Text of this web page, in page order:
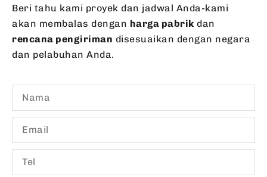
Beri tahu kami proyek dan jadwal Anda-kami
akan membalas dengan harga pabrik dan
rencana pengiriman disesuaikan dengan negara
dan pelabuhan Anda.